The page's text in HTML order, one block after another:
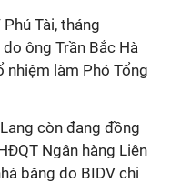
Tài, tháng
ông Trần Bắc Hà
nhiệm làm Phó Tổng
còn đang đồng
Ngân hàng Liên
băng do BIDV chi